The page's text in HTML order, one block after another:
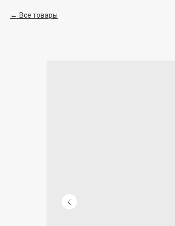
Все товары